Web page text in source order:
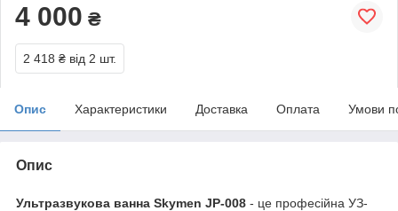
4 000 ₴
2 418 ₴ від 2 шт.
Опис Характеристики Доставка Оплата Умови
Опис
Ультразвукова ванна Skymen JP-008 - це професійна УЗ-